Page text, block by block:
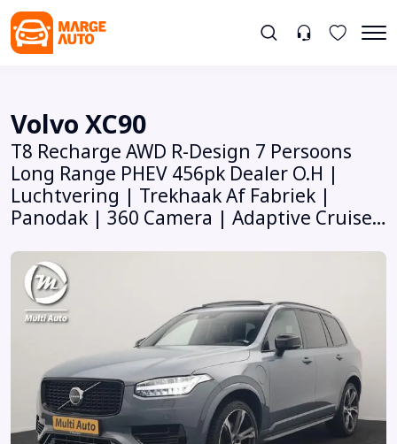
Volvo XC90
T8 Recharge AWD R-Design 7 Persoons
Long Range PHEV 456pk Dealer O.H |
Luchtvering | Trekhaak Af Fabriek |
Panodak | 360 Camera | Adaptive Cruise
Sportstoelen Memory & Verwarmd |
Keyless | Pilot Assist | Apple Carplay |
Stuur Verwarmd | BLIS | Adaptive LED |
Navigatie...